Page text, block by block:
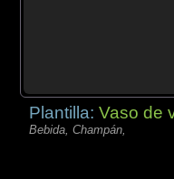
Plantilla:Vaso de
Bebida, Champán,